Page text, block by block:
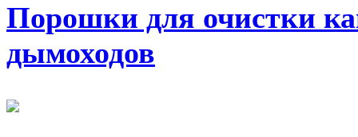
Порошки для очистки
дымоходов